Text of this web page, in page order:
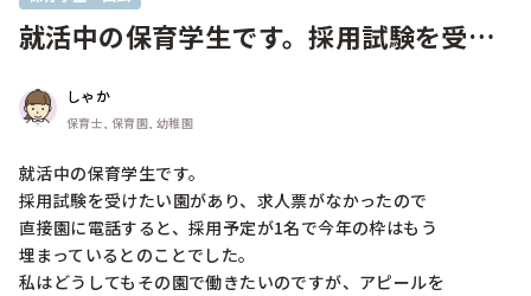
就活中の保育学生です。採用試験を受け
しゃか
保育士, 保育園, 幼稚園
就活中の保育学生です。
採用試験を受けたい園があり、求人票がなかったので
直接園に電話すると、採用予定が1名で今年の枠はもう
埋まっているとのことでした。
私はどうしてもその園で働きたいのですが、アピールを